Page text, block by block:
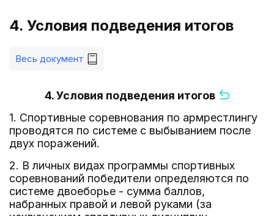
4. Условия подведения итогов
Весь документ
4. Условия подведения итогов
1. Спортивные соревнования по армрестлингу
проводятся по системе с выбыванием после
двух поражений.
2. В личных видах программы спортивных
соревнований победители определяются по
системе двоеборье - сумма баллов,
набранных правой и левой руками (за